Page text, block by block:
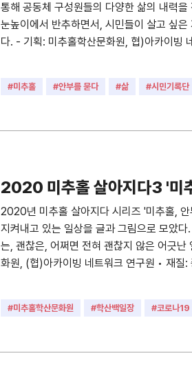
통해 공동체 구성원들의 다양한 삶의 내력
눈높이에서 반추하면서, 시민들이 살고 싶
다. - 기획: 미추홀학산문화원, 협)아카이빙
#미추홀 #안부를 묻다 #삶 #시민기록단
2020 미추홀 살아지다3 '미
2020년 미추홀 살아지다 시리즈 '미추홀,
지켜내고 있는 일상을 글과 그림으로 모았
는, 괜찮은, 어쩌면 전혀 괜찮지 않은 어긋
화원, (협)아카이빙 네트워크 연구원 • 재질
#미추홀학산문화원 #학산백일장 #코로나19